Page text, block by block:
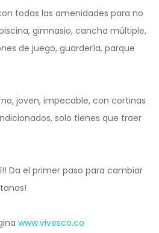
todas las amenidades para no
gimnasio, cancha múltiple,
de juego, guardería, parque
joven, impecable, con cortinas
solo tienes que traer
Da el primer paso para cambiar
www.vivesco.co